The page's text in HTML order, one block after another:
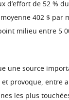
d’effort de 52 %
402 $ par
milieu entre 5
une source
provoque, entre
les plus